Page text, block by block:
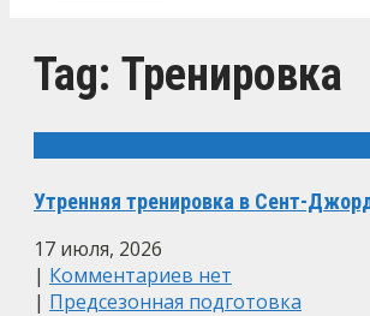
Tag: Тренировка
Утренняя тренировка в Сент-
17 июля, 2026
| Комментариев нет
| Предсезонная подготовка